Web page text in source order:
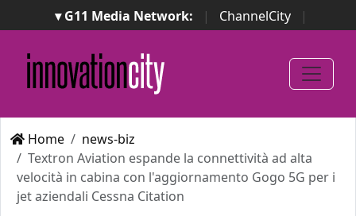
▾ G11 Media Network: | ChannelCity
|
ImpresaCity | SecurityOpenLab | Italian Channel
Awards
Italian Project Awards
Italian Security
Awards
Home
news-biz
Textron Aviation espande la connettività ad alta
velocità in cabina con l'aggiornamento Gogo 5G per i
jet aziendali Cessna Citation